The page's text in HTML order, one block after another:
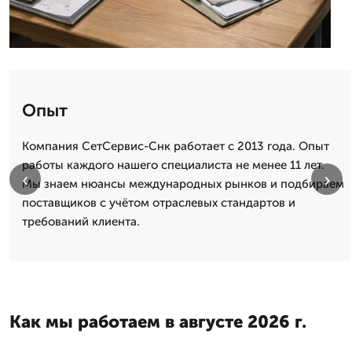
Опыт
Компания СетСервис-Снк работает с 2013 года. Опыт
работы каждого нашего специалиста не менее 11 лет.
Мы знаем нюансы международных рынков и подбираем
поставщиков с учётом отраслевых стандартов и
требований клиента.
‹ ›
Как мы работаем в августе 2026 г.